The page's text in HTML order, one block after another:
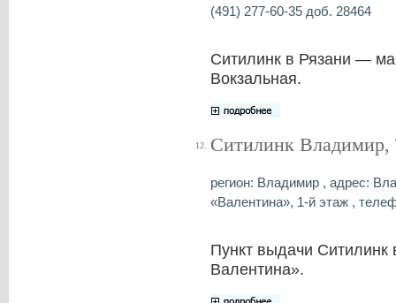
(491) 277-60-35 доб. 28464
Ситилинк в Рязани —
Вокзальная.
12. Ситилинк
регион: Владимир , адрес:
«Валентина», 1-й этаж ,
Пункт выдачи
Валентина».